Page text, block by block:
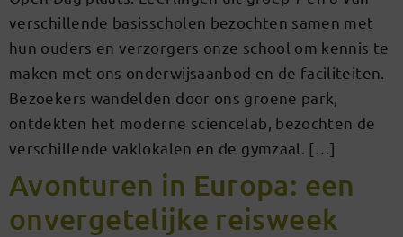
verschillende basisscholen bezochten samen met
hun ouders en verzorgers onze school om kennis te
maken met ons onderwijsaanbod en de faciliteiten.
Bezoekers wandelden door ons groene park,
ontdekten het moderne sciencelab, bezochten de
verschillende vaklokalen en de gymzaal. […]
Avonturen in Europa: een
onvergetelijke reisweek